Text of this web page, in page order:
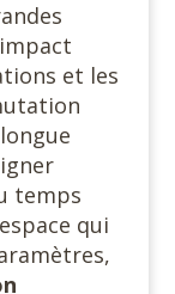
et les
temps
qui